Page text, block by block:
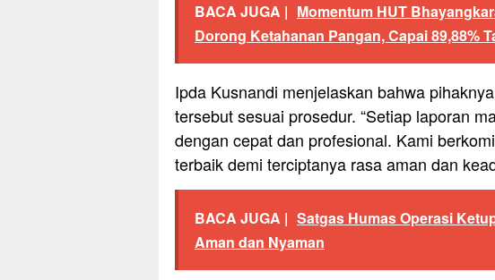
BACA JUGA | Momentum HUT
Dorong Ketahanan Pangan, Capai 89,88%
Ipda Kusnandi menjelaskan bahwa
tersebut sesuai prosedur. “Setiap laporan
dengan cepat dan profesional. Kami
terbaik demi terciptanya rasa aman dan
BACA JUGA | Satgas Humas Operasi
Aman dan Nyaman